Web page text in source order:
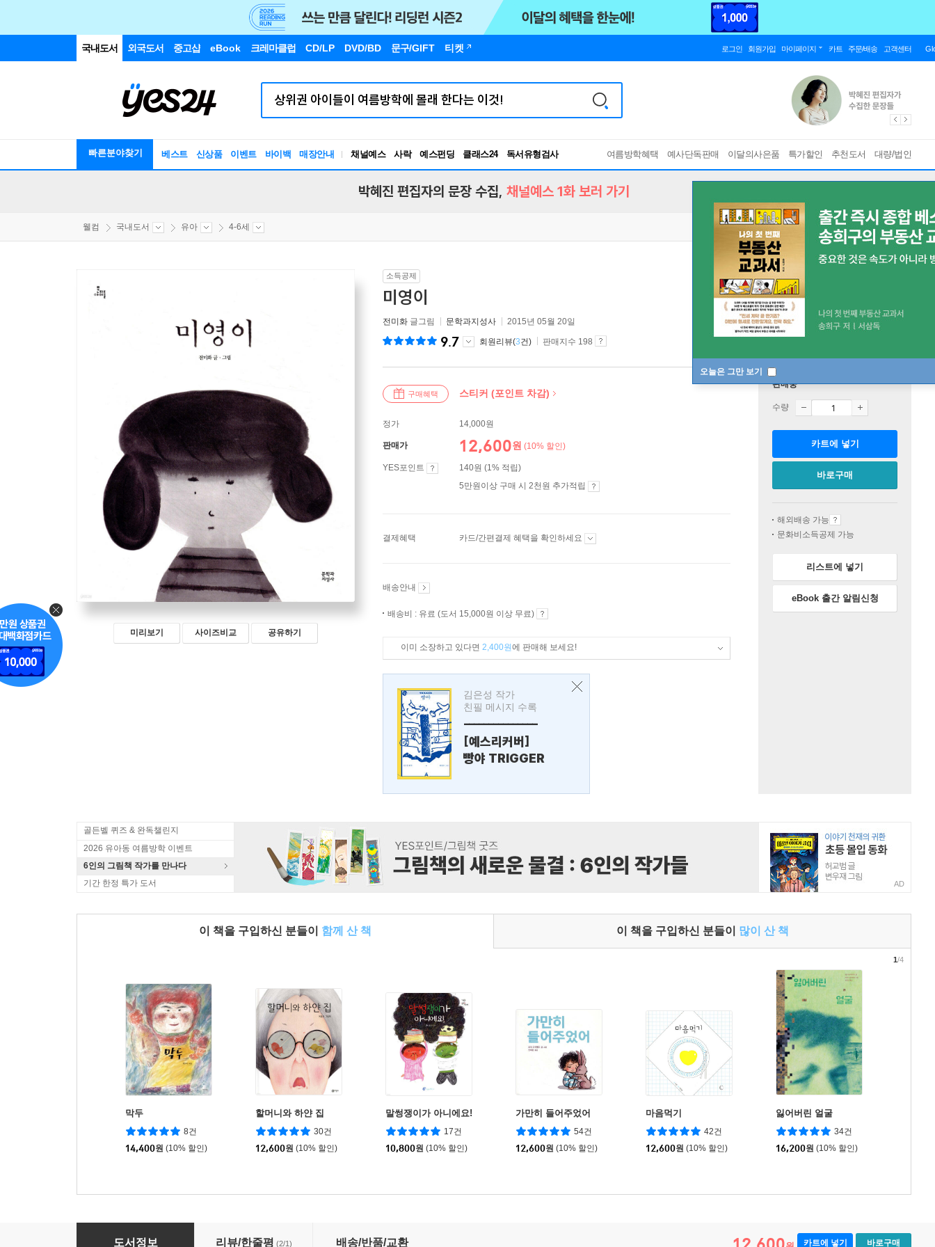
국내도서 외국도서 중고샵 eBook 크레마클럽 CD/LP DVD/BD 문구/GIFT 티켓 로그인 회원가입 마이페이지 카트 주문/배송 고객센터
빠른분야찾기 베스트 신상품 이벤트 바이백 매장안내 채널예스 사락 예스펀딩 클래스24
RBTI Lab
독서유형검사
여름방학혜택 예사단독판매 이달의사은품 특가할인 추천도서 대량/법인
오늘은 그만 보기
박혜진 편집자의 문장 수집, 채널예스 1화 보러 가기
웰컴 국내도서 유아 4-6세
미리보기 사이즈비교 공유하기
소득공제
미영이
전미화 글그림 문학과지성사 2015년 05월 20일
9.7 회원리뷰(3건) 판매지수 198
구매혜택 스티커 (포인트 차감)
정가 14,000원
판매가 12,600원 (10% 할인)
YES포인트
140원 (1% 적립)
5만원이상 구매 시 2천원 추가적립
결제혜택 카드/간편결제 혜택을 확인하세요
배송안내
배송비 : 유료 (도서 15,000원 이상 무료)
이미 소장하고 있다면 2,400원에 판매해 보세요!
김은성 작가
친필 메시지 수록
---------------
[예스리커버]
빵야 TRIGGER
판매중
수량
카트에 넣기
바로구매
해외배송 가능
문화비소득공제 가능
리스트에 넣기
eBook 출간 알림신청
골든벨 퀴즈 & 완독챌린지
2026 유아동 여름방학 이벤트
6인의 그림책 작가를 만나다
기간 한정 특가 도서
AD
이 책을 구입하신 분들이 함께 산 책 이 책을 구입하신 분들이 많이 산 책
막두
8건
14,400원 (10% 할인)
할머니와 하얀 집
30건
12,600원 (10% 할인)
말썽쟁이가 아니에요!
17건
10,800원 (10% 할인)
가만히 들어주었어
54건
12,600원 (10% 할인)
마음먹기
42건
12,600원 (10% 할인)
잃어버린 얼굴
34건
16,200원 (10% 할인)
1/4
도서정보 리뷰/한줄평 (2/1) 배송/반품/교환 카트에 넣기 바로구매